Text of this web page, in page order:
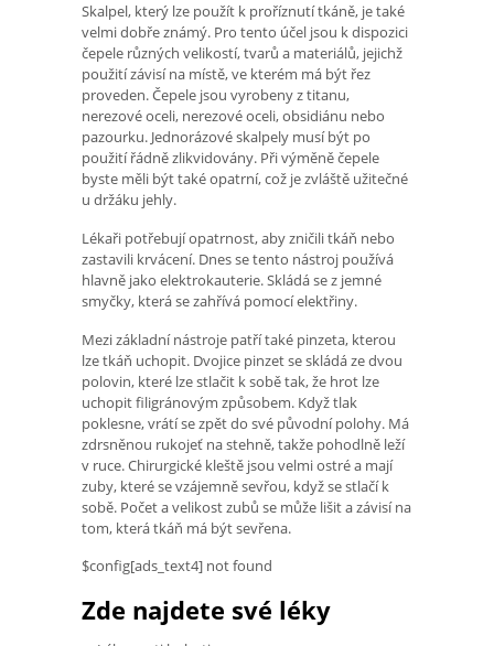
Skalpel, který lze použít k proříznutí tkáně, je také
velmi dobře známý. Pro tento účel jsou k dispozici
čepele různých velikostí, tvarů a materiálů, jejichž
použití závisí na místě, ve kterém má být řez
proveden. Čepele jsou vyrobeny z titanu,
nerezové oceli, nerezové oceli, obsidiánu nebo
pazourku. Jednorázové skalpely musí být po
použití řádně zlikvidovány. Při výměně čepele
byste měli být také opatrní, což je zvláště užitečné
u držáku jehly.
Lékaři potřebují opatrnost, aby zničili tkáň nebo
zastavili krvácení. Dnes se tento nástroj používá
hlavně jako elektrokauterie. Skládá se z jemné
smyčky, která se zahřívá pomocí elektřiny.
Mezi základní nástroje patří také pinzeta, kterou
lze tkáň uchopit. Dvojice pinzet se skládá ze dvou
polovin, které lze stlačit k sobě tak, že hrot lze
uchopit filigránovým způsobem. Když tlak
poklesne, vrátí se zpět do své původní polohy. Má
zdrsněnou rukojeť na stehně, takže pohodlně leží
v ruce. Chirurgické kleště jsou velmi ostré a mají
zuby, které se vzájemně sevřou, když se stlačí k
sobě. Počet a velikost zubů se může lišit a závisí na
tom, která tkáň má být sevřena.
$config[ads_text4] not found
Zde najdete své léky